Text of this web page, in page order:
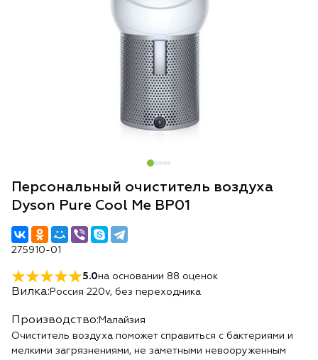
Персональный очиститель воздуха
Dyson Pure Cool Me BP01
275910-01
5.0на основании 88 оценок
Вилка: Россия 220v, без переходника
Производство: Малайзия
Очиститель воздуха поможет справиться с бактериями и
мелкими загрязнениями, не заметными невооруженным